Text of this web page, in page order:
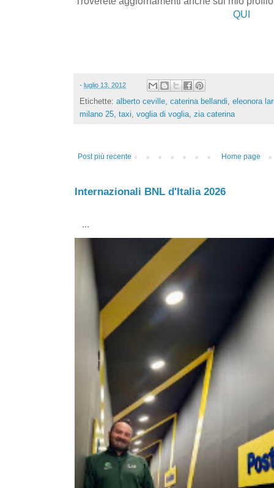
QUI
- luglio 13, 2012
Etichette: alberto ceville, caterina bellandi, eleonora
milano 25, taxi, voglia di voglia, zia caterina
Post più recente Home page
Internazionali BNL d'Italia 2026
...